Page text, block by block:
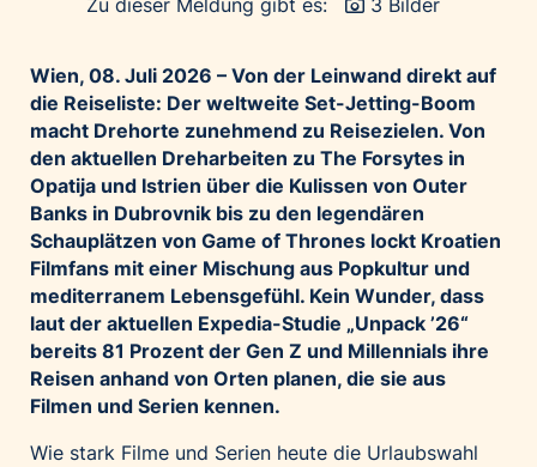
Superbrands Austria
Vollpension
win2day
Wolt
woom bikes
Kontakt
Zu dieser Meldung gibt es: 3 Bilder
Wien, 08. Juli 2026 – Von der Leinwand direkt auf
die Reiseliste: Der weltweite Set-Jetting-Boom
macht Drehorte zunehmend zu Reisezielen. Von
den aktuellen Dreharbeiten zu The Forsytes in
Opatija und Istrien über die Kulissen von Outer
Banks in Dubrovnik bis zu den legendären
Schauplätzen von Game of Thrones lockt Kroatien
Filmfans mit einer Mischung aus Popkultur und
mediterranem Lebensgefühl. Kein Wunder, dass
laut der aktuellen Expedia-Studie „Unpack ’26“
bereits 81 Prozent der Gen Z und Millennials ihre
Reisen anhand von Orten planen, die sie aus
Filmen und Serien kennen.
Wie stark Filme und Serien heute die Urlaubswahl